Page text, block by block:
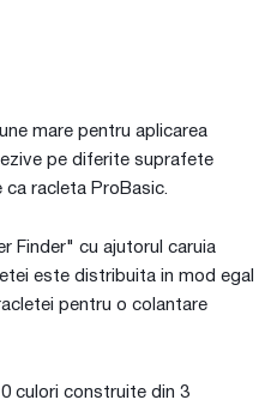
mare pentru aplicarea
pe diferite suprafete
racleta ProBasic.
Finder" cu ajutorul caruia
este distribuita in mod egal
pentru o colantare
culori construite din 3